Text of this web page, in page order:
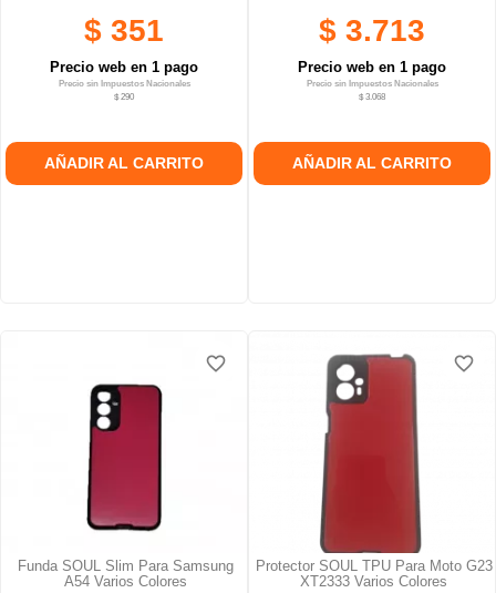
$ 351
Precio web en 1 pago
Precio sin Impuestos Nacionales
$ 290
AÑADIR AL CARRITO
$ 3.713
Precio web en 1 pago
Precio sin Impuestos Nacionales
$ 3.068
AÑADIR AL CARRITO
Funda SOUL Slim Para Samsung
A54 Varios Colores
favorite_border
favorite_border
favorite_border
Protector SOUL TPU Para Moto G23
XT2333 Varios Colores
favorite_border
favorite_border
favorite_border